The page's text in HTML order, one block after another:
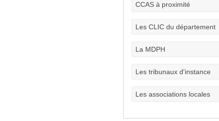
CCAS à proximité
Les CLIC du département
La MDPH
Les tribunaux d'instance
Les associations locales